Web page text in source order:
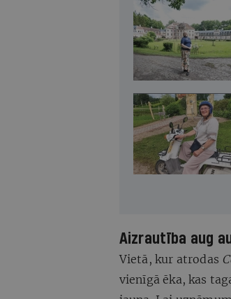
Aizrautība aug
Vietā, kur atrodas
vienīgā ēka, kas